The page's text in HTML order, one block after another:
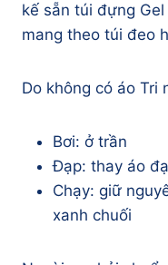
kế sẵn túi đựng
mang theo túi đeo
Do không có áo Tri
Bơi: ở trần
Đạp: thay áo
Chạy: giữ
xanh chuối